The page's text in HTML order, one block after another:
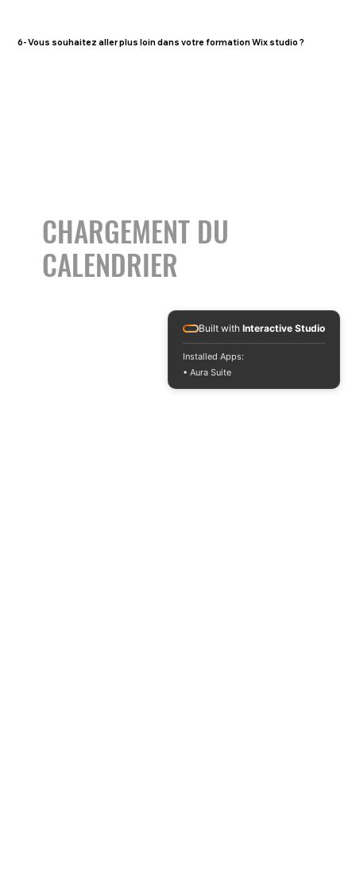
6- Vous souhaitez aller plus loin dans votre formation Wix studio ?
CHARGEMENT DU
CALENDRIER
Built with Interactive Studio
Installed Apps:
• Aura Suite